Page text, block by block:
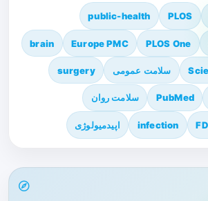
PLOS
public-health
PLOS One
Europe PMC
brain
سلامت عمومی surgery
PubMed سلامت روان
infection اپیدمیولوژی